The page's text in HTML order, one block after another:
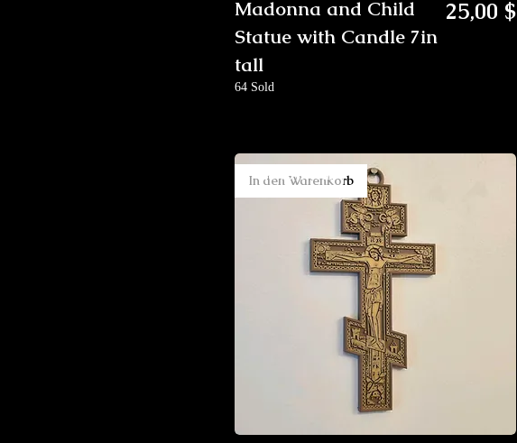
Madonna and Child
Statue with Candle 7in
tall
Preis
25,00 $
64 Sold
In den Warenkorb
New Arrival